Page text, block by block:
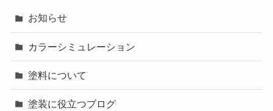
お知らせ
カラーシミュレーション
塗料について
塗装に役立つブログ